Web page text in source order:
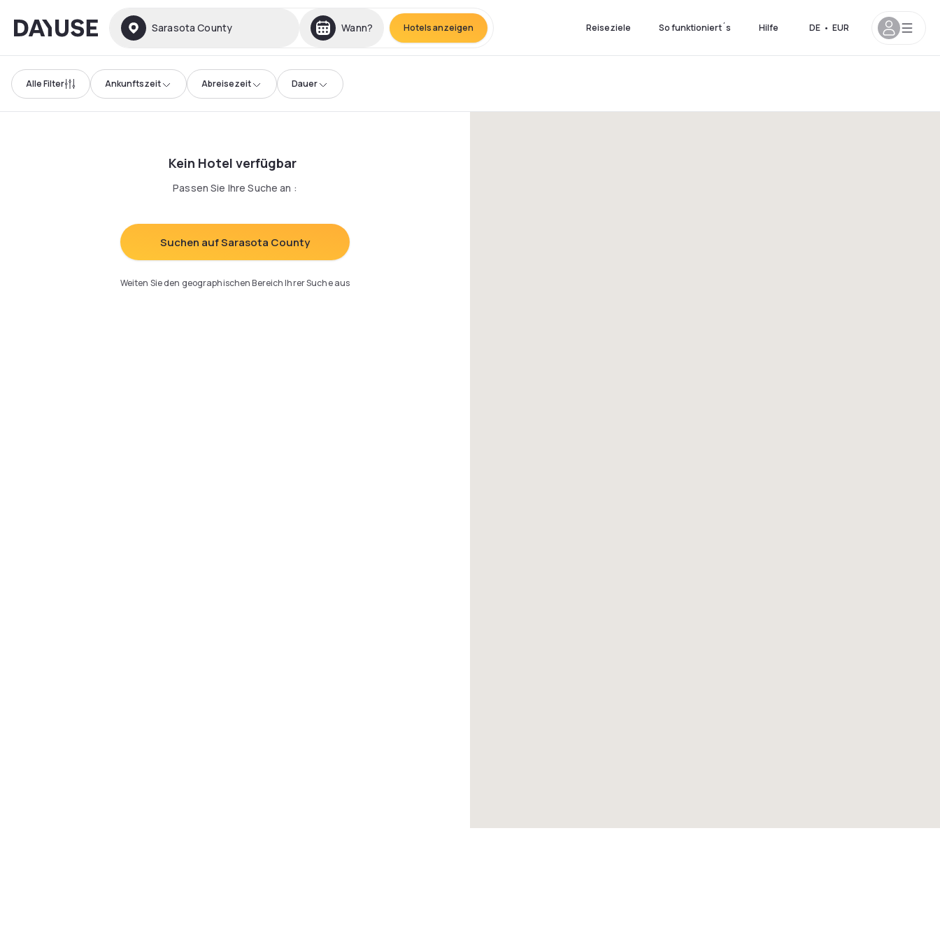
Dayuse Sarasota County Wann? Hotels anzeigen Reiseziele So funktioniert´s Hilfe DE • EUR
Alle Filter Ankunftszeit Abreisezeit Dauer
Kein Hotel verfügbar
Passen Sie Ihre Suche an :
Suchen auf Sarasota County
Weiten Sie den geographischen Bereich Ihrer Suche aus